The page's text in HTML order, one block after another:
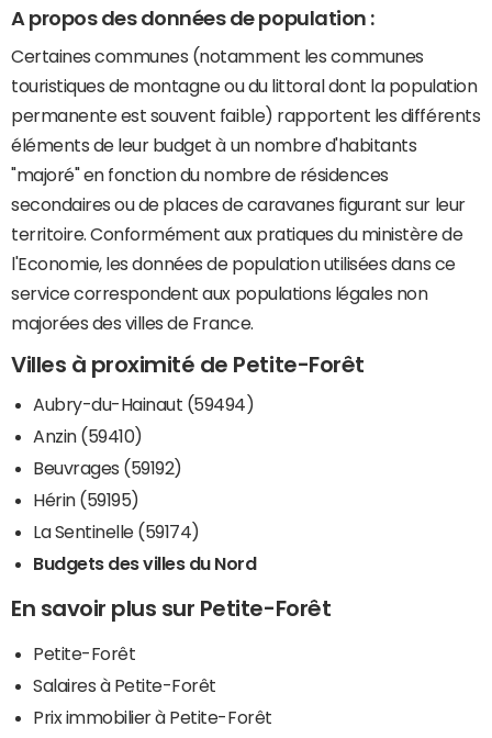
A propos des données de population :
Certaines communes (notamment les communes
touristiques de montagne ou du littoral dont la population
permanente est souvent faible) rapportent les différents
éléments de leur budget à un nombre d'habitants
"majoré" en fonction du nombre de résidences
secondaires ou de places de caravanes figurant sur leur
territoire. Conformément aux pratiques du ministère de
l'Economie, les données de population utilisées dans ce
service correspondent aux populations légales non
majorées des villes de France.
Villes à proximité de Petite-Forêt
Aubry-du-Hainaut (59494)
Anzin (59410)
Beuvrages (59192)
Hérin (59195)
La Sentinelle (59174)
Budgets des villes du Nord
En savoir plus sur Petite-Forêt
Petite-Forêt
Salaires à Petite-Forêt
Prix immobilier à Petite-Forêt